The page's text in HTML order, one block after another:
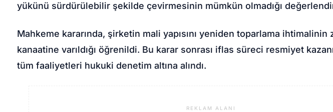
yükünü sürdürülebilir şekilde çevirmesinin mümkün olmadığı
Mahkeme kararında, şirketin mali yapısını yeniden toparlama ihtimalinin
kanaatine varıldığı öğrenildi. Bu karar sonrası iflas süreci resmiyet
tüm faaliyetleri hukuki denetim altına alındı.
REKLAM ALANI